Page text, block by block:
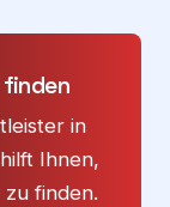
in
Ihnen,
finden.